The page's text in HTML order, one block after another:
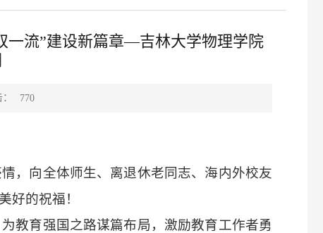
一流”建设新篇章—吉林大学物理学院
770
，向全体师生、离退休老同志、海内外校友
好的祝福！
教育强国之路谋篇布局，激励教育工作者勇